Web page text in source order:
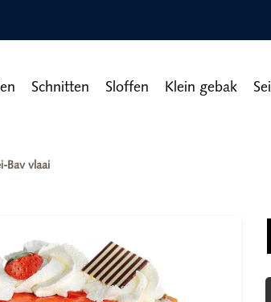
Schnitten Sloffen Klein gebak
Bav vlaai